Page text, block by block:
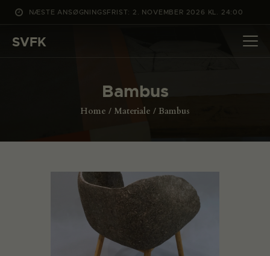
NÆSTE ANSØGNINGSFRIST: 2. NOVEMBER 2026 KL. 24:00
SVFK
Bambus
Home Materiale Bambus
DET SKER
ANSØG
ENGLISH